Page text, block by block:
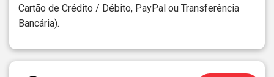
Cartão de Crédito / Débito, PayPal ou Transferência
Bancária).